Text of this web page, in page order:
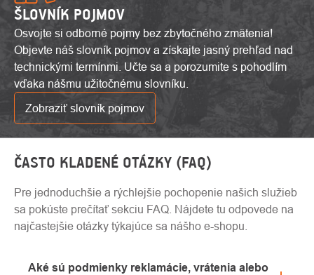
ŠLOVNÍK POJMOV
Osvojte si odborné pojmy bez zbytočného zmätenia!
Objevte náš slovník pojmov a získajte jasný prehľad nad
technickými termínmi. Učte sa a porozumite s pohodlím
vďaka nášmu užitočnému slovníku.
Zobraziť slovník pojmov
ČASTO KLADENÉ OTÁZKY (FAQ)
Pre jednoduchšie a rýchlejšie pochopenie našich služieb
sa pokúste prečítať sekciu FAQ. Nájdete tu odpovede na
najčastejšie otázky týkajúce sa nášho e-shopu.
Aké sú podmienky reklamácie, vrátenia alebo